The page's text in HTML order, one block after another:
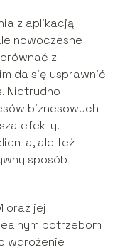
z aplikacją
nowoczesne
z
da się usprawnić
Nietrudno
biznesowych
efekty.
ale też
sposób
oraz jej
potrzebom
wdrożenie